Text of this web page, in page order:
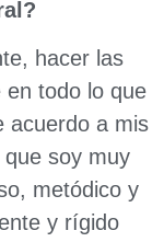
hacer las
en todo lo que
acuerdo a mis
soy muy
metódico y
y rígido